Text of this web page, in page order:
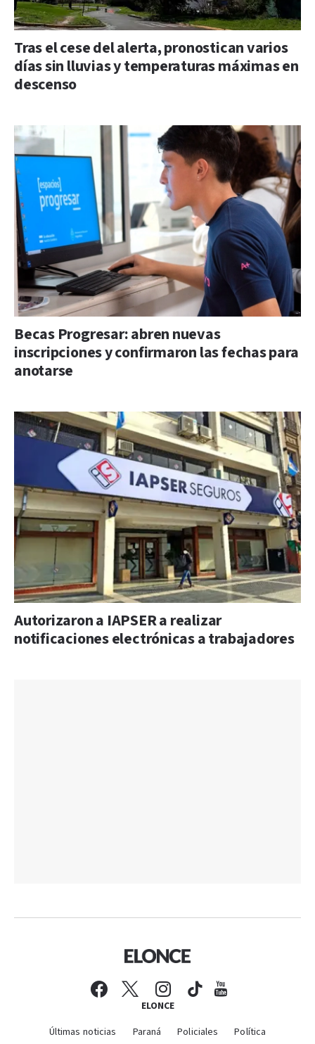
Tras el cese del alerta, pronostican varios
días sin lluvias y temperaturas máximas en
descenso
Becas Progresar: abren nuevas
inscripciones y confirmaron las fechas para
anotarse
Autorizaron a IAPSER a realizar
notificaciones electrónicas a trabajadores
ELONCE
Últimas noticias Paraná Policiales Política